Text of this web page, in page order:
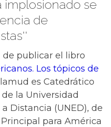
implosionado se
de
de publicar el libro
Los tópicos de
es Catedrático
la Universidad
Distancia (UNED), de
para América